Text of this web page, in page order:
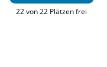
22 von 22 Plätzen frei